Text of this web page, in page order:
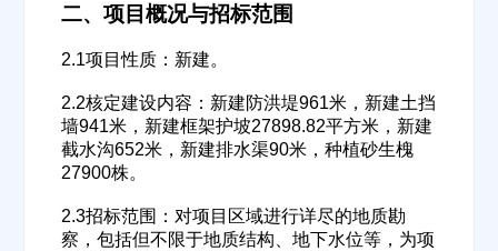
二、项目概况与招标范围
2.1项目性质：新建。
2.2核定建设内容：新建防洪堤961米，新建土挡
墙941米，新建框架护坡27898.82平方米，新建
截水沟652米，新建排水渠90米，种植砂生槐
27900株。
2.3招标范围：对项目区域进行详尽的地质勘
察，包括但不限于地质结构、地下水位等，为项